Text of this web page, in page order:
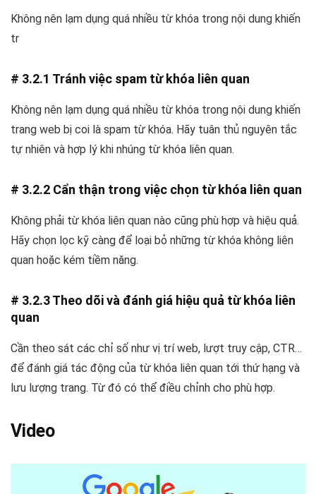
Không nên lạm dụng quá nhiều từ khóa trong nội dung khiến
tr
# 3.2.1 Tránh việc spam từ khóa liên quan
Không nên lạm dụng quá nhiều từ khóa trong nội dung khiến
trang web bị coi là spam từ khóa. Hãy tuân thủ nguyên tắc
tự nhiên và hợp lý khi nhúng từ khóa liên quan.
# 3.2.2 Cẩn thận trong việc chọn từ khóa liên quan
Không phải từ khóa liên quan nào cũng phù hợp và hiệu quả.
Hãy chọn lọc kỹ càng để loại bỏ những từ khóa không liên
quan hoặc kém tiềm năng.
# 3.2.3 Theo dõi và đánh giá hiệu quả từ khóa liên
quan
Cần theo sát các chỉ số như vị trí web, lượt truy cập, CTR…
để đánh giá tác động của từ khóa liên quan tới thứ hạng và
lưu lượng trang. Từ đó có thể điều chỉnh cho phù hợp.
Video